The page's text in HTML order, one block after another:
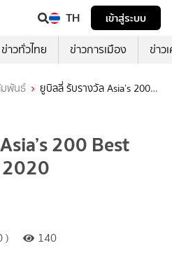
TH
เข้าสู่ระบบ
ข่าวทั่วไทย ข่าวการเมือง ข่าว
มพันธ์
ยูบิลลี่ รับรางวัล Asia’s 200
200 Best
)
140